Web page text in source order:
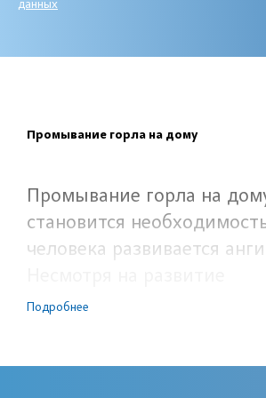
данных
Промывание горла на дому
Промывание горла на
становится
человека развивается
фармацевтической
Подробнее